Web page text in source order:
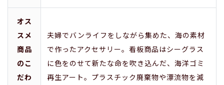
オス
スメ
商品
のこ
だわ
夫婦でバンライフをしながら集めた、海の素材
で作ったアクセサリー。看板商品はシーグラス
に色をのせて新たな命を吹き込んだ、海洋ゴミ
再生アート。プラスチック廃棄物や漂流物を減